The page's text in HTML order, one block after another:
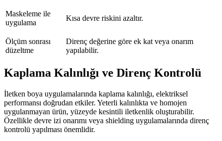
Maskeleme ile
uygulama
Kısa devre riskini azaltır.
Ölçüm sonrası
düzeltme
Direnç değerine göre ek kat veya onarım
yapılabilir.
Kaplama Kalınlığı ve Direnç Kontrolü
İletken boya uygulamalarında kaplama kalınlığı, elektriksel
performansı doğrudan etkiler. Yeterli kalınlıkta ve homojen
uygulanmayan ürün, yüzeyde kesintili iletkenlik oluşturabilir.
Özellikle devre izi onarımı veya shielding uygulamalarında direnç
kontrolü yapılması önemlidir.